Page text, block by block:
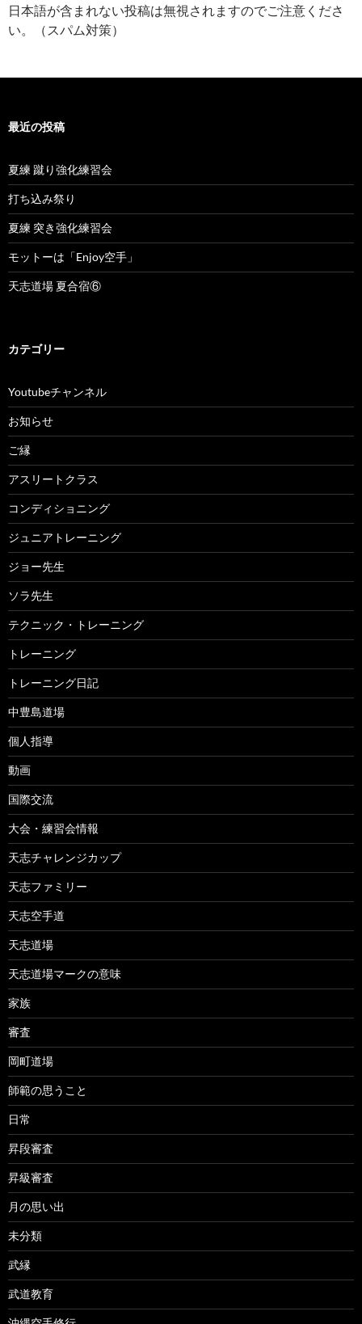
日本語が含まれない投稿は無視されますのでご注意くださ
い。（スパム対策）
最近の投稿
夏練 蹴り強化練習会
打ち込み祭り
夏練 突き強化練習会
モットーは「Enjoy空手」
天志道場 夏合宿⑥
カテゴリー
Youtubeチャンネル
お知らせ
ご縁
アスリートクラス
コンディショニング
ジュニアトレーニング
ジョー先生
ソラ先生
テクニック・トレーニング
トレーニング
トレーニング日記
中豊島道場
個人指導
動画
国際交流
大会・練習会情報
天志チャレンジカップ
天志ファミリー
天志空手道
天志道場
天志道場マークの意味
家族
審査
岡町道場
師範の思うこと
日常
昇段審査
昇級審査
月の思い出
未分類
武縁
武道教育